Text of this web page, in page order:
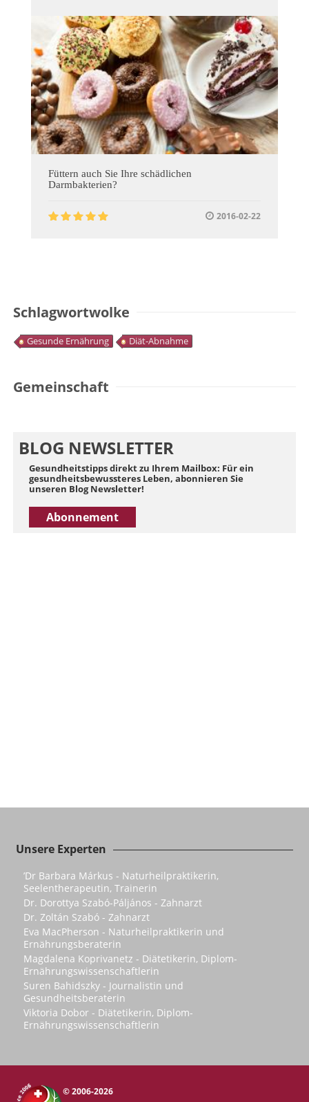
Füttern auch Sie Ihre schädlichen
Darmbakterien?
2016-02-22
Schlagwortwolke
Gesunde Ernährung Diät-Abnahme
Gemeinschaft
BLOG NEWSLETTER
Gesundheitstipps direkt zu Ihrem Mailbox: Für ein
gesundheitsbewussteres Leben, abonnieren Sie
unseren Blog Newsletter!
Abonnement
Unsere Experten
’Dr Barbara Márkus - Naturheilpraktikerin,
Seelentherapeutin, Trainerin
Dr. Dorottya Szabó-Páljános - Zahnarzt
Dr. Zoltán Szabó - Zahnarzt
Eva MacPherson - Naturheilpraktikerin und
Ernährungsberaterin
Magdalena Koprivanetz - Diätetikerin, Diplom-
Ernährungswissenschaftlerin
Suren Bahidszky - Journalistin und
Gesundheitsberaterin
Viktoria Dobor - Diätetikerin, Diplom-
Ernährungswissenschaftlerin
© 2006-2026